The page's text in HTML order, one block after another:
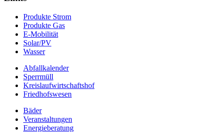
Produkte Strom
Produkte Gas
E-Mobilität
Solar/PV
Wasser
Abfallkalender
Sperrmüll
Kreislaufwirtschaftshof
Friedhofswesen
Bäder
Veranstaltungen
Energieberatung